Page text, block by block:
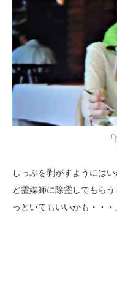
「降霊
しっぷを剥がすようには
ど霊媒師に除霊してもら
っといてもいいかも・・・